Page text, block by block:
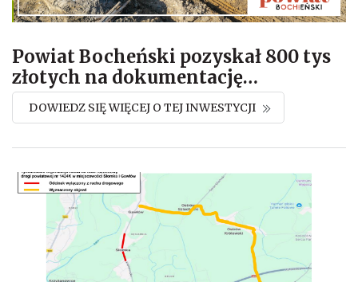
Powiat Bocheński pozyskał 800 tys
złotych na dokumentację…
DOWIEDZ SIĘ WIĘCEJ O TEJ INWESTYCJI